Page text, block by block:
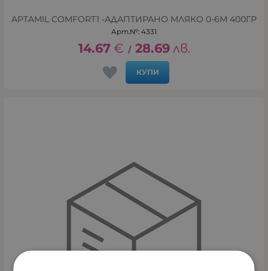
APTAMIL COMFORT1 -АДАПТИРАНО МЛЯКО 0-6М 400ГР
Арт.№: 4331
14.67 € / 28.69 лв.
КУПИ